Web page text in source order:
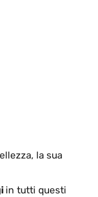
la sua
in tutti questi